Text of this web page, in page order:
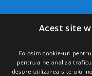
Acest site
Folosim cookie-uri
pentru a ne analiza
despre utilizarea site-ului